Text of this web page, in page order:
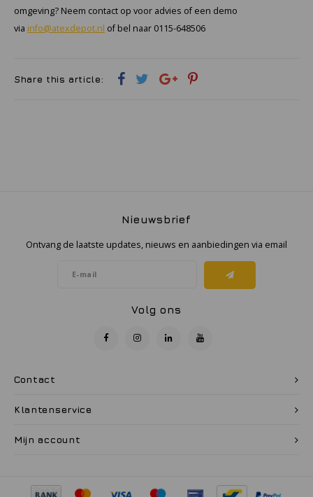
omgeving? Neem contact op voor advies of een demo
via info@atexdepot.nl of bel naar 0115-648506
Share this article:
Contact
Nieuwsbrief
Ontvang de laatste updates, nieuws en aanbiedingen via email
Volg ons
Klantenservice
Mijn account